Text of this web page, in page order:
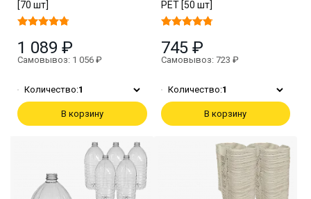
[70 шт]
1 089 ₽
Самовывоз: 1 056 ₽
Количество:1
В корзину
PET [50 шт]
745 ₽
Самовывоз: 723 ₽
Количество:1
В корзину